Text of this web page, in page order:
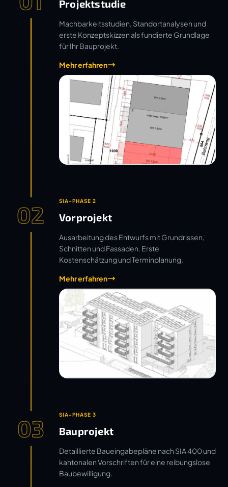
Projektstudie
Machbarkeitsstudien, Standortanalysen und
erste Konzeptskizzen als fundierte Grundlage
für Ihr Bauprojekt.
Mehr erfahren
02 SIA-PHASE 2
Vorprojekt
Ausarbeitung des Entwurfs mit Grundrissen,
Schnitten und Fassaden. Erste
Kostenschätzung und Terminplanung.
Mehr erfahren
03 SIA-PHASE 3
Bauprojekt
Detaillierte Baueingabepläne nach SIA 400 und
kantonalen Vorschriften für eine reibungslose
Baubewilligung.